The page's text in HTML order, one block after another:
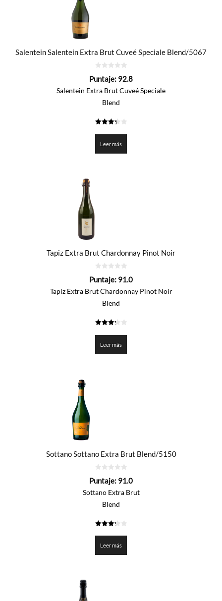
Salentein Salentein Extra Brut Cuveé Speciale Blend/5067
de
Puntaje: 92.8
Salentein Extra Brut Cuveé Speciale
Blend
de 5
Leer más
Tapiz Extra Brut Chardonnay Pinot Noir
de
Puntaje: 91.0
Tapiz Extra Brut Chardonnay Pinot Noir
Blend
de 5
Leer más
Sottano Sottano Extra Brut Blend/5150
de
Puntaje: 91.0
Sottano Extra Brut
Blend
Leer más